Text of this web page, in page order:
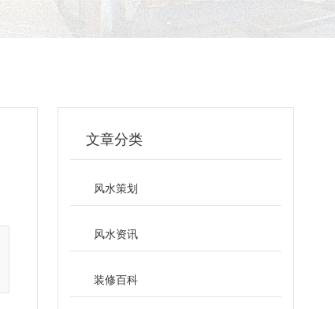
文章分类
风水策划
风水资讯
装修百科